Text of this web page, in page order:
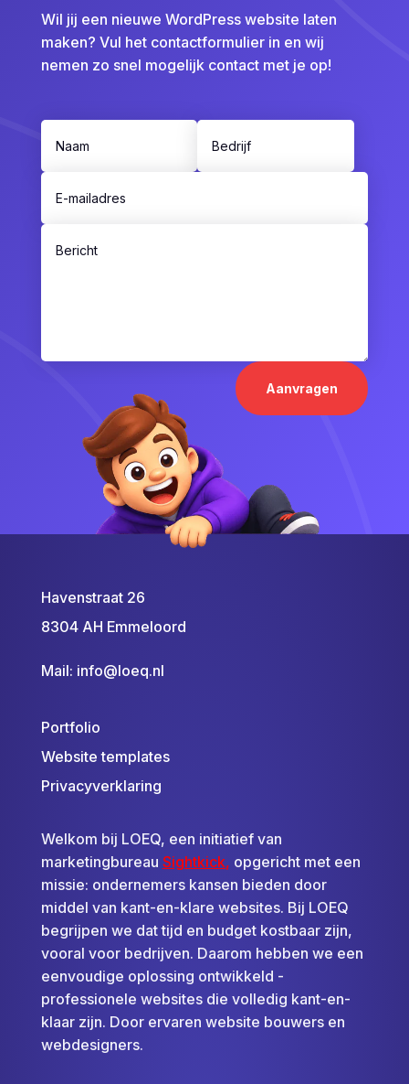
Wil jij een nieuwe WordPress website laten
maken? Vul het contactformulier in en wij
nemen zo snel mogelijk contact met je op!
Aanvragen
Havenstraat 26
8304 AH Emmeloord
Mail: info@loeq.nl
Portfolio
Website templates
Privacyverklaring
Welkom bij LOEQ, een initiatief van
marketingbureau Sightkick, opgericht met een
missie: ondernemers kansen bieden door
middel van kant-en-klare websites. Bij LOEQ
begrijpen we dat tijd en budget kostbaar zijn,
vooral voor bedrijven. Daarom hebben we een
eenvoudige oplossing ontwikkeld -
professionele websites die volledig kant-en-
klaar zijn. Door ervaren website bouwers en
webdesigners.